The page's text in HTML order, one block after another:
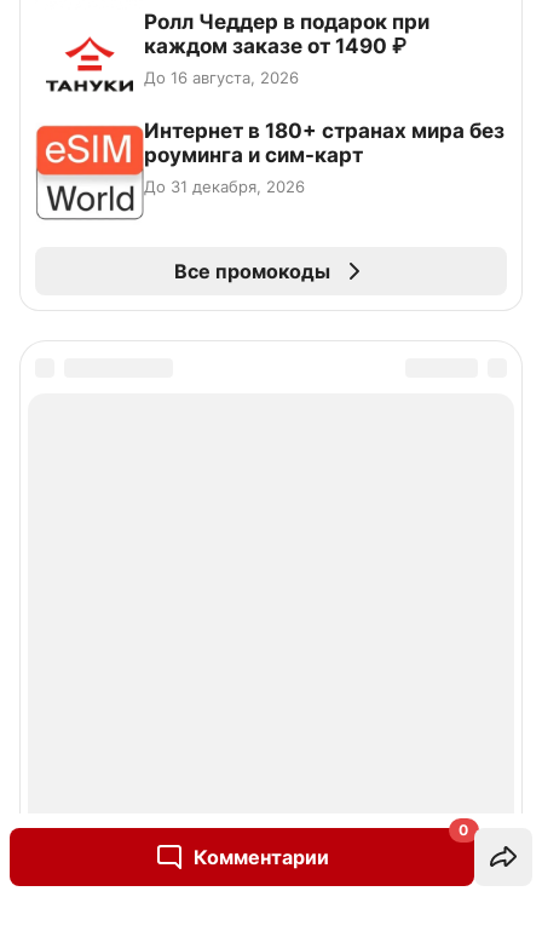
Комментарии
0
Ролл Чеддер в подарок при
каждом заказе от 1490 ₽
До 16 августа, 2026
Интернет в 180+ странах мира без
роуминга и сим-карт
До 31 декабря, 2026
Все промокоды